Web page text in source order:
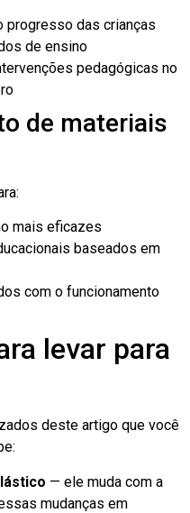
progresso das crianças
de ensino
pedagógicas no
de materiais
mais eficazes
baseados em
com o funcionamento
levar para
deste artigo que você
— ele muda com a
mudanças em